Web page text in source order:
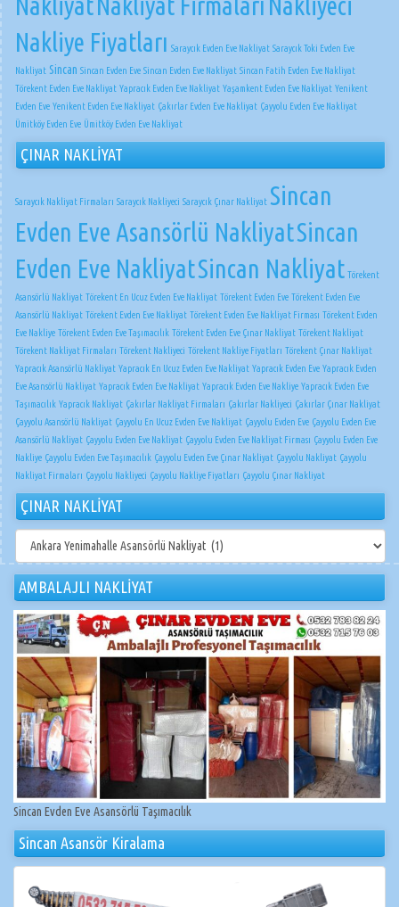
Nakliye Fiyatları Saraycık Evden Eve Nakliyat Saraycık Toki Evden Eve
Nakliyat Sincan Sincan Evden Eve Sincan Evden Eve Nakliyat Sincan Fatih Evden Eve Nakliyat
Törekent Evden Eve Nakliyat Yapracık Evden Eve Nakliyat Yaşamkent Evden Eve Nakliyat Yenikent
Evden Eve Yenikent Evden Eve Nakliyat Çakırlar Evden Eve Nakliyat Çayyolu Evden Eve Nakliyat
Ümitköy Evden Eve Ümitköy Evden Eve Nakliyat
ÇINAR NAKLİYAT
Saraycık Nakliyat Firmaları Saraycık Nakliyeci Saraycık Çınar Nakliyat Sincan
Evden Eve Asansörlü NakliyatSincan
Evden Eve NakliyatSincan Nakliyat Törekent
Asansörlü Nakliyat Törekent En Ucuz Evden Eve Nakliyat Törekent Evden Eve Törekent Evden Eve
Asansörlü Nakliyat Törekent Evden Eve Nakliyat Törekent Evden Eve Nakliyat Firması Törekent Evden
Eve Nakliye Törekent Evden Eve Taşımacılık Törekent Evden Eve Çınar Nakliyat Törekent Nakliyat
Törekent Nakliyat Firmaları Törekent Nakliyeci Törekent Nakliye Fiyatları Törekent Çınar Nakliyat
Yapracık Asansörlü Nakliyat Yapracık En Ucuz Evden Eve Nakliyat Yapracık Evden Eve Yapracık Evden
Eve Asansörlü Nakliyat Yapracık Evden Eve Nakliyat Yapracık Evden Eve Nakliye Yapracık Evden Eve
Taşımacılık Yapracık Nakliyat Çakırlar Nakliyat Firmaları Çakırlar Nakliyeci Çakırlar Çınar Nakliyat
Çayyolu Asansörlü Nakliyat Çayyolu En Ucuz Evden Eve Nakliyat Çayyolu Evden Eve Çayyolu Evden Eve
Asansörlü Nakliyat Çayyolu Evden Eve Nakliyat Çayyolu Evden Eve Nakliyat Firması Çayyolu Evden Eve
Nakliye Çayyolu Evden Eve Taşımacılık Çayyolu Evden Eve Çınar Nakliyat Çayyolu Nakliyat Çayyolu
Nakliyat Firmaları Çayyolu Nakliyeci Çayyolu Nakliye Fiyatları Çayyolu Çınar Nakliyat
ÇINAR NAKLİYAT
NAKLİYAT
AMBALAJLI NAKLİYAT
Sincan Evden Eve Asansörlü Taşımacılık
Sincan Asansör Kiralama